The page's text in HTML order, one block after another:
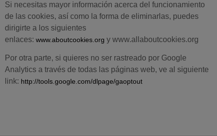
Si necesitas mayor información acerca del funcionamiento
de las cookies, así como la forma de eliminarlas, puedes
dirigirte a los siguientes
enlaces: www.aboutcookies.org y www.allaboutcookies.org
Por otra parte, si quieres no ser rastreado por Google
Analytics a través de todas las páginas web, ve al siguiente
link: http://tools.google.com/dlpage/gaoptout